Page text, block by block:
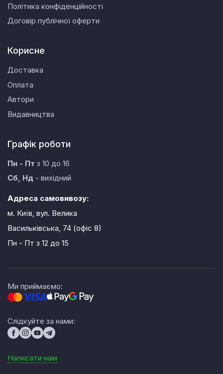
Політика конфіденційності
Договір публічної оферти
Корисне
Доставка
Оплата
Автори
Видавництва
Графік роботи
Пн - Пт з 10 до 16
Сб, Нд - вихідний
Адреса самовивозу:
м. Київ, вул. Велика
Васильківська, 74 (офіс 8)
Пн - Пт з 12 до 15
Ми приймаємо:
Слідкуйте за нами:
Написати нам